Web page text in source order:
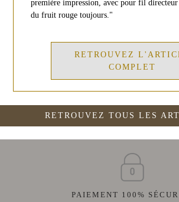
première impression, avec pour fil
du fruit rouge toujours."
RETROUVEZ
COMPLET
RETROUVEZ TOUS LES
PAIEMENT 100%